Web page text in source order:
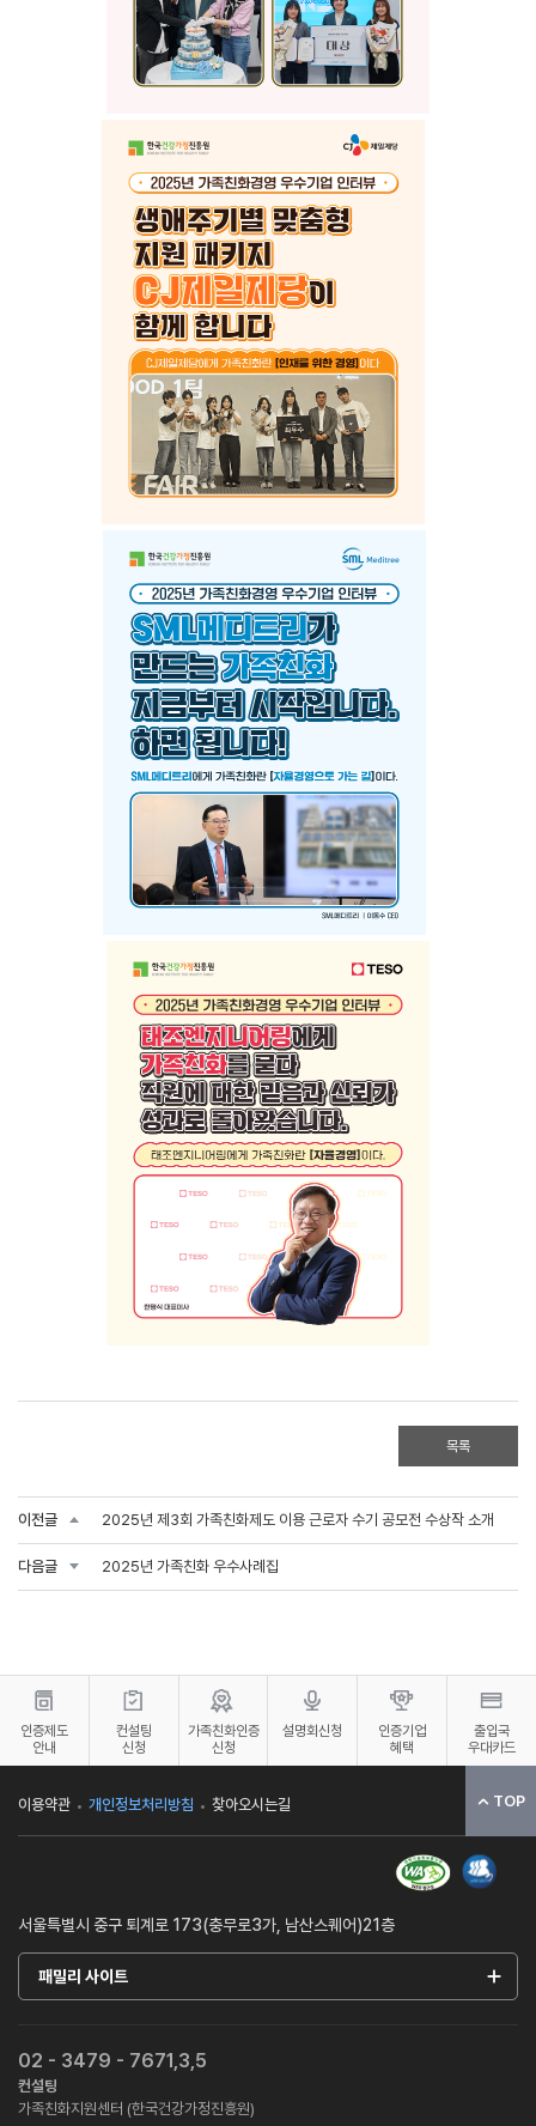
목록
이전글 2025년 제3회 가족친화제도 이용 근로자 수기 공모전 수상작 소개
다음글 2025년 가족친화 우수사례집
인증제도
안내
컨설팅
신청
가족친화인증
신청
설명회신청
인증기업
혜택
출입국
우대카드
TOP
이용약관 개인정보처리방침 찾아오시는길
서울특별시 중구 퇴계로 173(충무로3가, 남산스퀘어)21층
패밀리 사이트
02 - 3479 - 7671,3,5
컨설팅
가족친화지원센터 (한국건강가정진흥원)